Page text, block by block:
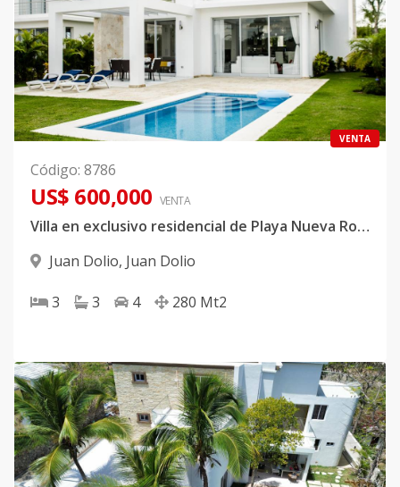
VENTA
Código: 8786
US$ 600,000 VENTA
Villa en exclusivo residencial de Playa Nueva Romana
Juan Dolio, Juan Dolio
3 3 4 280 Mt2